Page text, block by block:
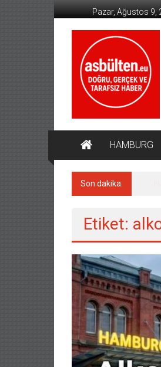
geç
Pazar, Ağustos 9,
HAMBURG
Son dakika:
Etiket: